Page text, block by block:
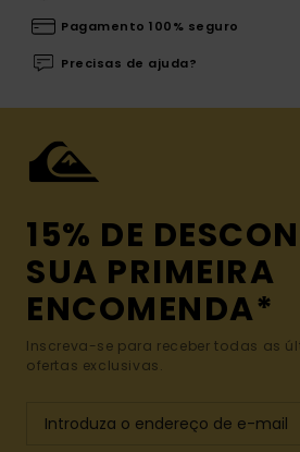
Pagamento 100% seguro
Precisas de ajuda?
15% DE
SUA PRIMEIRA
ENCOMENDA*
Inscreva-se para receber todas as
ofertas exclusivas.